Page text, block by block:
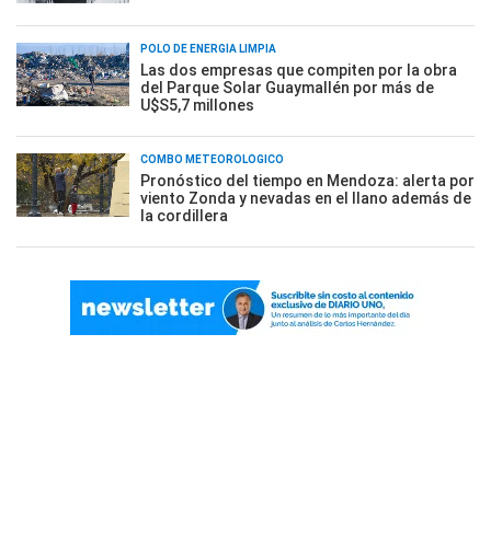
POLO DE ENERGÍA LIMPIA
Las dos empresas que compiten por la obra
del Parque Solar Guaymallén por más de
U$S5,7 millones
COMBO METEOROLÓGICO
Pronóstico del tiempo en Mendoza: alerta por
viento Zonda y nevadas en el llano además de
la cordillera